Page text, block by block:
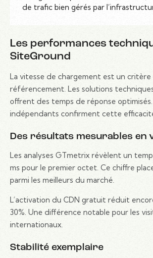
de trafic bien gérés par
Les performances
SiteGround
La vitesse de chargement est un critère
référencement. Les solutions
offrent des temps de réponse
indépendants confirment cette
Des résultats mesurables en
Les analyses GTmetrix révèlent un
ms pour le premier octet. Ce chiffre
parmi les meilleurs du marché.
L’activation du CDN gratuit réduit
30%. Une différence notable pour les
internationaux.
Stabilité exemplaire